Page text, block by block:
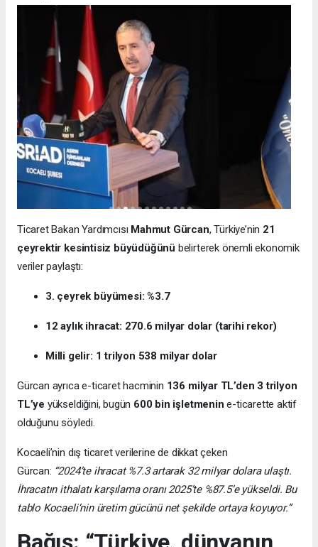
Ticaret Bakan Yardımcısı Mahmut Gürcan, Türkiye’nin 21
çeyrektir kesintisiz büyüdüğünü belirterek önemli ekonomik
veriler paylaştı:
3. çeyrek büyümesi: %3.7
12 aylık ihracat: 270.6 milyar dolar (tarihi rekor)
Milli gelir: 1 trilyon 538 milyar dolar
Gürcan ayrıca e-ticaret hacminin 136 milyar TL’den 3 trilyon
TL’ye yükseldiğini, bugün 600 bin işletmenin e-ticarette aktif
olduğunu söyledi.
Kocaeli’nin dış ticaret verilerine de dikkat çeken
Gürcan: “2024’te ihracat %7.3 artarak 32 milyar dolara ulaştı.
İhracatın ithalatı karşılama oranı 2025’te %87.5’e yükseldi. Bu
tablo Kocaeli’nin üretim gücünü net şekilde ortaya koyuyor.”